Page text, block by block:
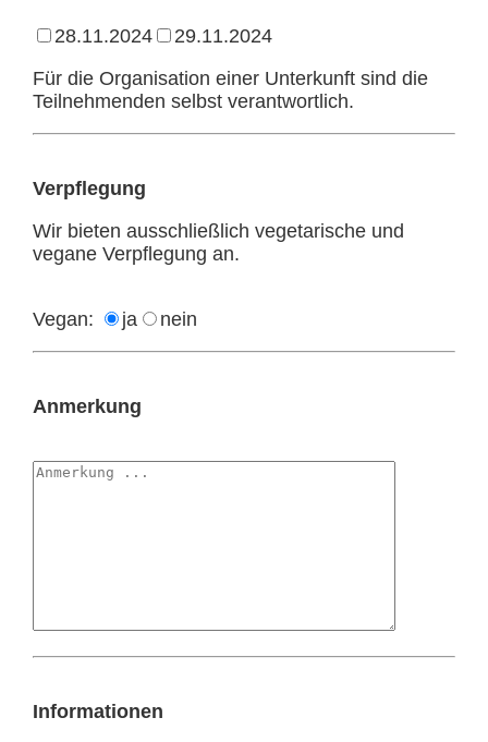
28.11.2024
29.11.2024
Für die Organisation einer Unterkunft sind die
Teilnehmenden selbst verantwortlich.
Verpflegung
Wir bieten ausschließlich vegetarische und
vegane Verpflegung an.
Vegan: ja nein
Anmerkung
Informationen